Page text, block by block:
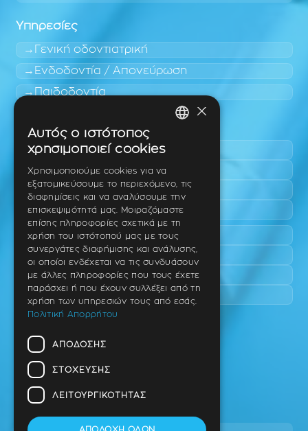
Υπηρεσίες
Γενική οδοντιατρική
Ενδοδοντία / Απονεύρωση
Παιδοδοντία
Πυλαία
Τριάδι
Νέο Ρύσιο
Επανομή
Περαία
Καλαμαριά
Πανόραμα
Χαριλάου
Ταβάκη – Θ. Λίτσα 10 (γωνία),
Θέρμη – Θεσσαλονίκη
T.K 57001
×
Αυτός ο ιστότοπος
χρησιμοποιεί cookies
Χρησιμοποιούμε cookies για να
εξατομικεύσουμε το περιεχόμενο, τις
διαφημίσεις και να αναλύσουμε την
επισκεψιμότητά μας. Μοιραζόμαστε
επίσης πληροφορίες σχετικά με τη
χρήση του ιστότοπού μας με τους
συνεργάτες διαφήμισης και ανάλυσης,
οι οποίοι ενδέχεται να τις συνδυάσουν
με άλλες πληροφορίες που τους έχετε
παράσχει ή που έχουν συλλέξει από τη
χρήση των υπηρεσιών τους από εσάς.
Πολιτική Απορρήτου
ΑΠΌΔΟΣΗΣ
ΣΤΌΧΕΥΣΗΣ
ΛΕΙΤΟΥΡΓΙΚΌΤΗΤΑΣ